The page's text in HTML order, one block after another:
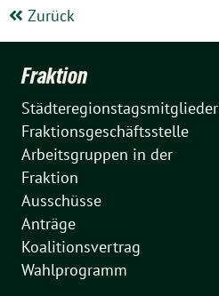
Zurück
Fraktion
Städteregionstagsmitglieder
Fraktionsgeschäftsstelle
Arbeitsgruppen in der
Fraktion
Ausschüsse
Anträge
Koalitionsvertrag
Wahlprogramm